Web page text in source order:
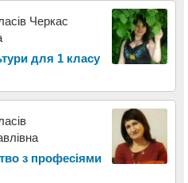
Черкас
для 1 класу
з професіями